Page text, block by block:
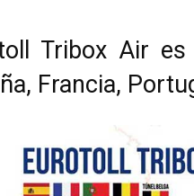
Tribox Air
Francia,